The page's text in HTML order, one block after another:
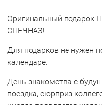
Оригинальный подарок
СПЕЧНАЗ!
Для подарков не нужен
календаре.
День знакомства с
поездка, сюрприз